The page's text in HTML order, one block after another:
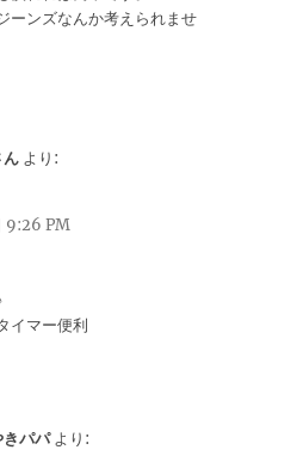
ーンズなんか考えられませ
ん より:
9:26 PM
イマー便利
きパパ より: